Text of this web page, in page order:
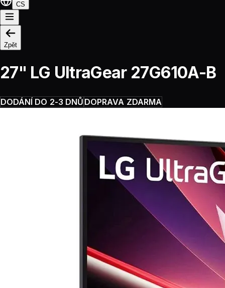
CS
Zpět
27" LG UltraGear 27G610A-B
DODÁNÍ DO 2-3 DNŮ DOPRAVA ZDARMA